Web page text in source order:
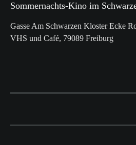
Sommernachts-Kino im
Gasse Am Schwarzen Kloster Ecke
VHS und Café, 79089 Freiburg